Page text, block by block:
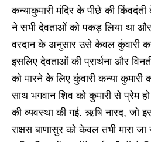
कन्याकुमारी मंदिर के पीछे की
ने सभी देवताओं को पकड़ लिया था
वरदान के अनुसार उसे केवल कुंवारी
इसलिए देवताओं की प्रार्थना और
को मारने के लिए कुंवारी कन्या
साथ भगवान शिव को कुमारी से प्रेम
की व्यवस्था की गई. ऋषि नारद, जो
राक्षस बाणासुर को केवल तभी मारा